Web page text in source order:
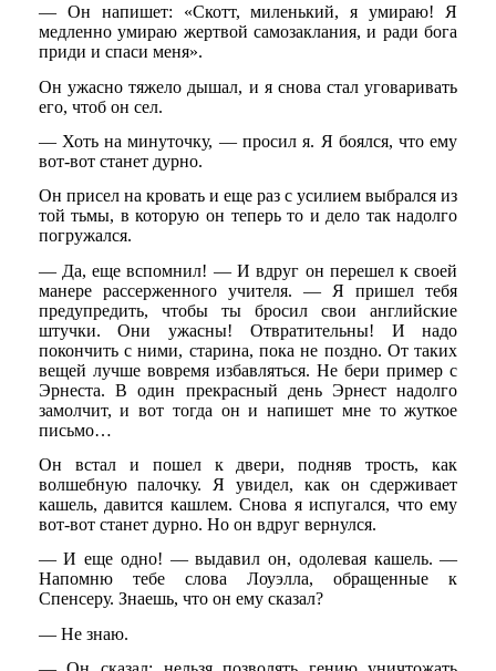
— Он напишет: «Скотт, миленький, я умираю! Я
медленно умираю жертвой самозаклания, и ради бога
приди и спаси меня».
Он ужасно тяжело дышал, и я снова стал уговаривать
его, чтоб он сел.
— Хоть на минуточку, — просил я. Я боялся, что ему
вот-вот станет дурно.
Он присел на кровать и еще раз с усилием выбрался из
той тьмы, в которую он теперь то и дело так надолго
погружался.
— Да, еще вспомнил! — И вдруг он перешел к своей
манере рассерженного учителя. — Я пришел тебя
предупредить, чтобы ты бросил свои английские
штучки. Они ужасны! Отвратительны! И надо
покончить с ними, старина, пока не поздно. От таких
вещей лучше вовремя избавляться. Не бери пример с
Эрнеста. В один прекрасный день Эрнест надолго
замолчит, и вот тогда он и напишет мне то жуткое
письмо…
Он встал и пошел к двери, подняв трость, как
волшебную палочку. Я увидел, как он сдерживает
кашель, давится кашлем. Снова я испугался, что ему
вот-вот станет дурно. Но он вдруг вернулся.
— И еще одно! — выдавил он, одолевая кашель. —
Напомню тебе слова Лоуэлла, обращенные к
Спенсеру. Знаешь, что он ему сказал?
— Не знаю.